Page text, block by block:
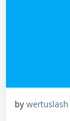
by wertuslash